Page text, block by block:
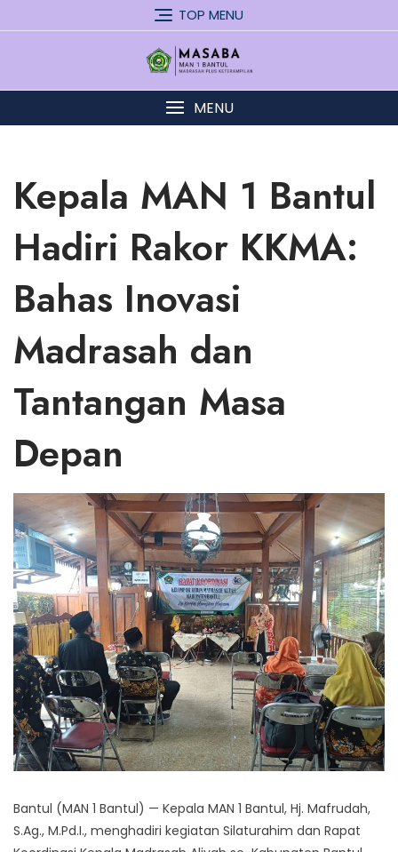
to
TOP MENU
MENU
Kepala MAN 1 Bantul
Hadiri Rakor KKMA:
Bahas Inovasi
Madrasah dan
Tantangan Masa
Depan
Bantul (MAN 1 Bantul) — Kepala MAN 1 Bantul, Hj. Mafrudah,
S.Ag., M.Pd.I., menghadiri kegiatan Silaturahim dan Rapat